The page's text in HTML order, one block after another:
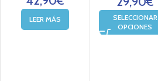
LEER MÁS
SELECCIONAR
OPCIONES